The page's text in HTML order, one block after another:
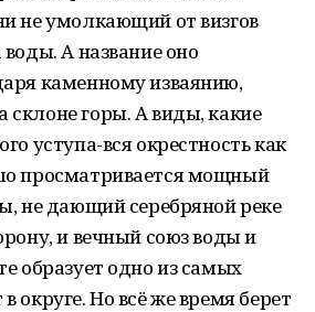
не умолкающий от визгов
А название оно
каменному изваянию,
горы. А виды, какие
уступа-вся окрестность как
просматривается мощный
не дающий серебряной реке
и вечный союз воды и
образует одно из самых
округе. Но всё же время берет